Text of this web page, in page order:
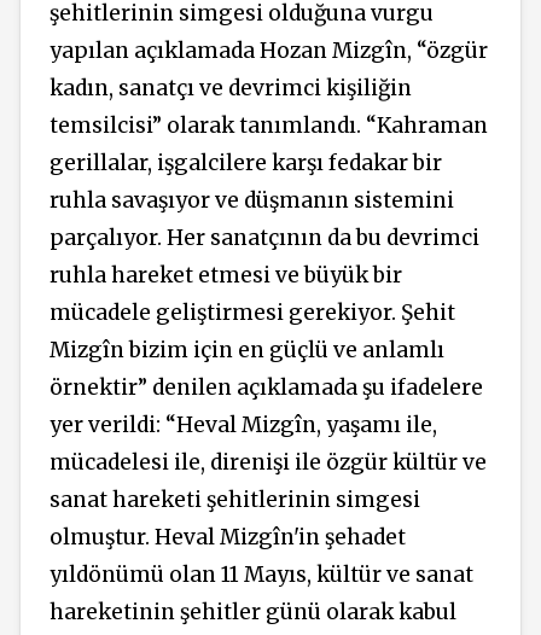
şehitlerinin simgesi olduğuna vurgu
yapılan açıklamada Hozan Mizgîn, “özgür
kadın, sanatçı ve devrimci kişiliğin
temsilcisi” olarak tanımlandı. “Kahraman
gerillalar, işgalcilere karşı fedakar bir
ruhla savaşıyor ve düşmanın sistemini
parçalıyor. Her sanatçının da bu devrimci
ruhla hareket etmesi ve büyük bir
mücadele geliştirmesi gerekiyor. Şehit
Mizgîn bizim için en güçlü ve anlamlı
örnektir” denilen açıklamada şu ifadelere
yer verildi: “Heval Mizgîn, yaşamı ile,
mücadelesi ile, direnişi ile özgür kültür ve
sanat hareketi şehitlerinin simgesi
olmuştur. Heval Mizgîn'in şehadet
yıldönümü olan 11 Mayıs, kültür ve sanat
hareketinin şehitler günü olarak kabul